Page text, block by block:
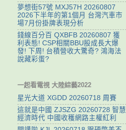
夢想街57號 MXJ57H 20260807
2026下半年的第1個月 台灣汽車市
場7月份掛牌表現分析
錢線百分百 QXBFB 20260807 獲
利表態! CSP相關BBU股成長大爆
發! 下周! 台積營收大驚奇? 鴻海法
說藏彩蛋?
一起看電視 大陸綜藝2022
星光大道 XGDD 20260718 周賽
這就是中國 ZJSZG 20260728 智慧
經濟時代 中國收穫網路主權紅利